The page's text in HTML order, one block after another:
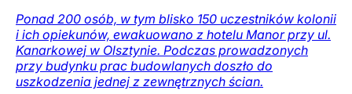
Ponad 200 osób, w tym blisko 150 uczestników kolonii
i ich opiekunów, ewakuowano z hotelu Manor przy ul.
Kanarkowej w Olsztynie. Podczas prowadzonych
przy budynku prac budowlanych doszło do
uszkodzenia jednej z zewnętrznych ścian.